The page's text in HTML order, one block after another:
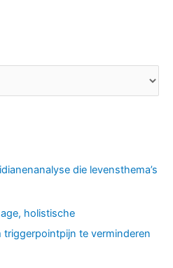
die levensthema’s
holistische
te verminderen